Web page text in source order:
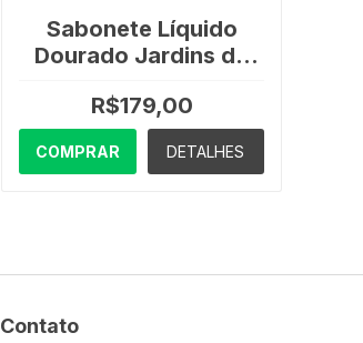
Sabonete Líquido
Dourado Jardins da
Santho Aroma
R$179,00
COMPRAR DETALHES
Contato